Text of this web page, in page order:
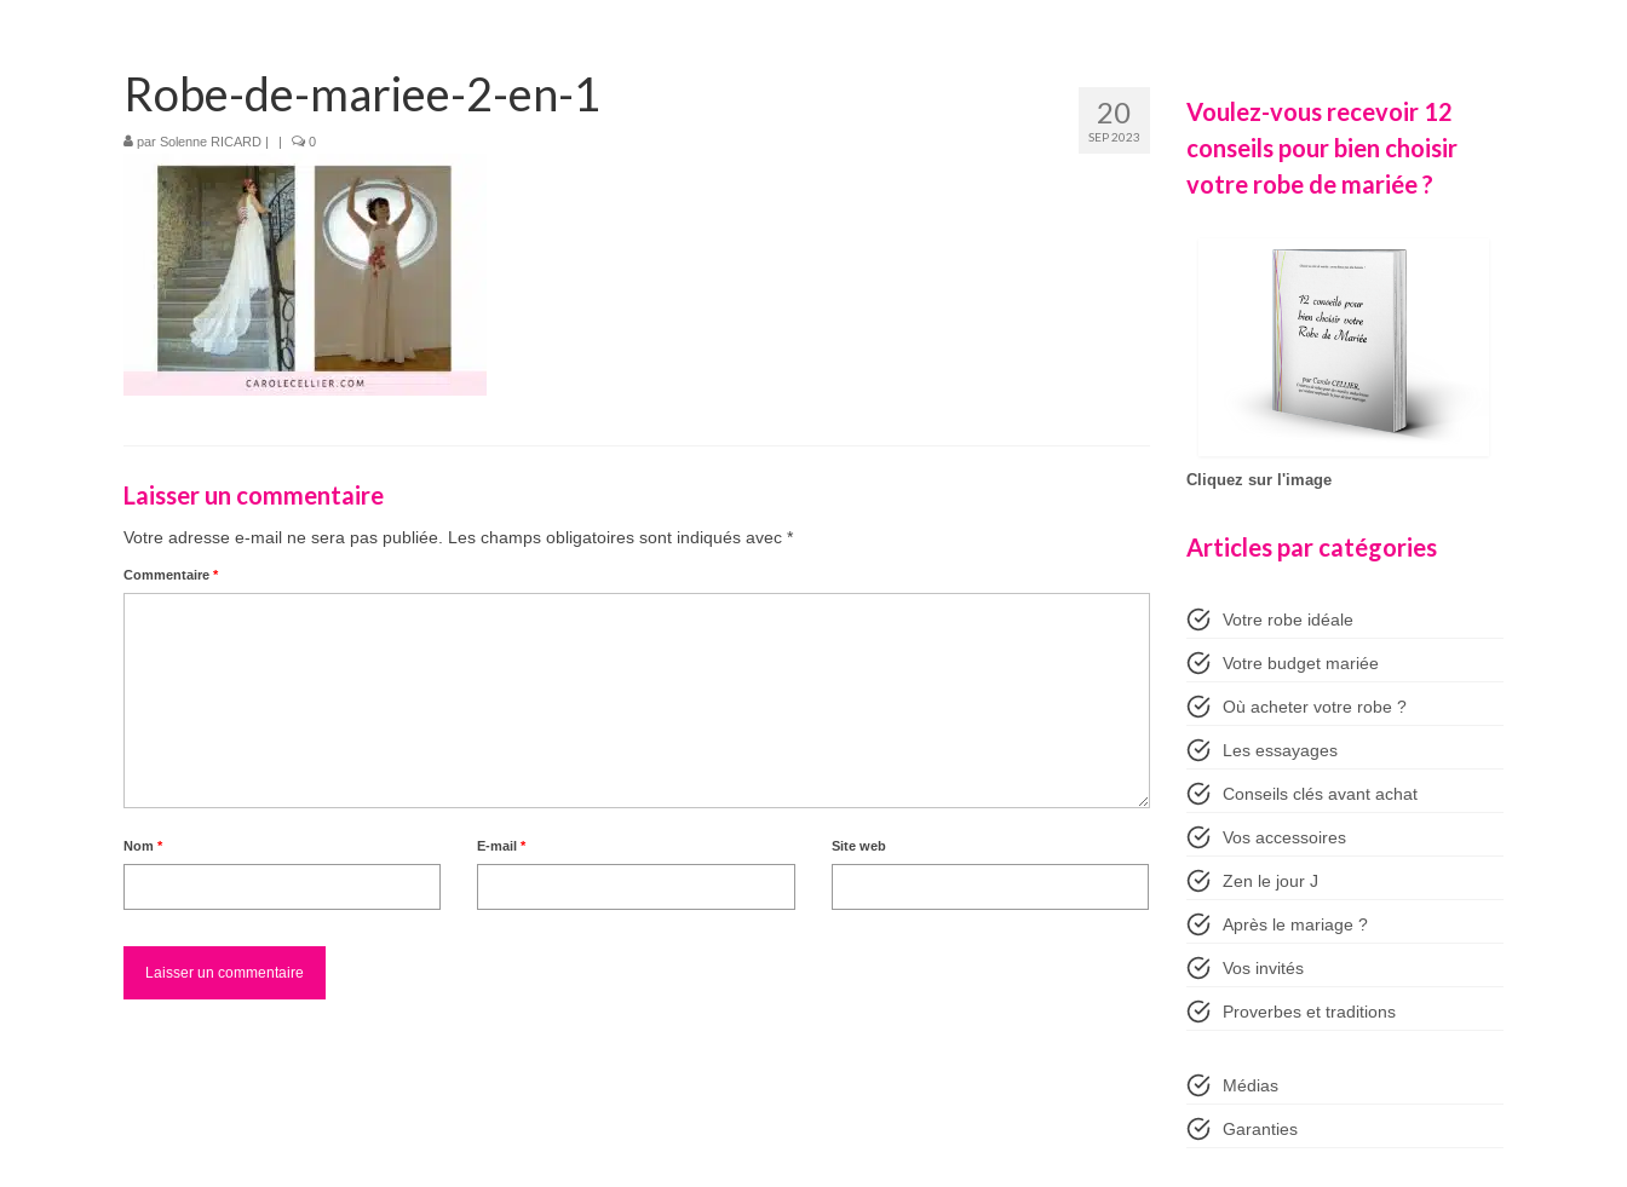
20
SEP 2023
Robe-de-mariee-2-en-1
par Solenne RICARD | | 0
Laisser un commentaire
Votre adresse e-mail ne sera pas publiée. Les champs obligatoires sont indiqués avec *
Commentaire *
Nom * E-mail* Site web
Voulez-vous recevoir 12
conseils pour bien choisir
votre robe de mariée ?
Cliquez sur l'image
Articles par catégories
Votre robe idéale
Votre budget mariée
Où acheter votre robe ?
Les essayages
Conseils clés avant achat
Vos accessoires
Zen le jour J
Après le mariage ?
Vos invités
Proverbes et traditions
Médias
Garanties